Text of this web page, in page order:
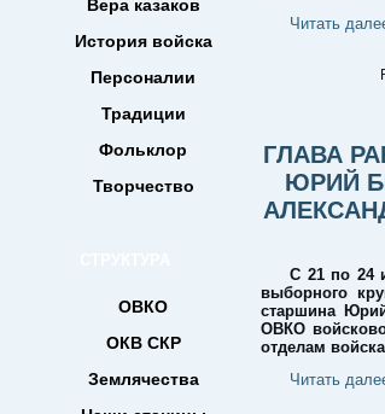
Вера казаков
История войска
Персоналии
Традиции
Фольклор
Творчество
ОВКО
ОКВ СКР
Землячества
Читать
ГЛАВА
ЮРИЙ
С 21 по 24
выборного
старшина
ОВКО
отделам
Читать